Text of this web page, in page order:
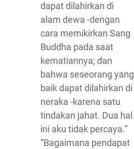
dapat dilahirkan di
alam dewa -dengan
cara memikirkan Sang
Buddha pada saat
kematiannya; dan
bahwa seseorang yang
baik dapat dilahirkan di
neraka -karena satu
tindakan jahat. Dua hal
ini aku tidak percaya.”
“Bagaimana pendapat